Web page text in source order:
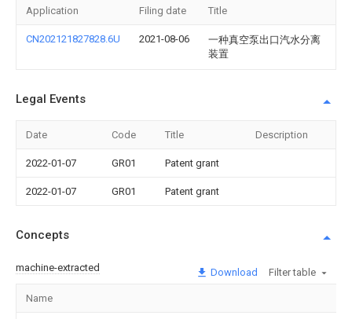
Application Filing date Title
CN202121827828.6U 2021-08-06
一种真空泵出口汽水分离
装置
Legal Events
Date Code Title Description
2022-01-07 GR01 Patent grant
2022-01-07 GR01 Patent grant
Concepts
machine-extracted Download Filter table
Name